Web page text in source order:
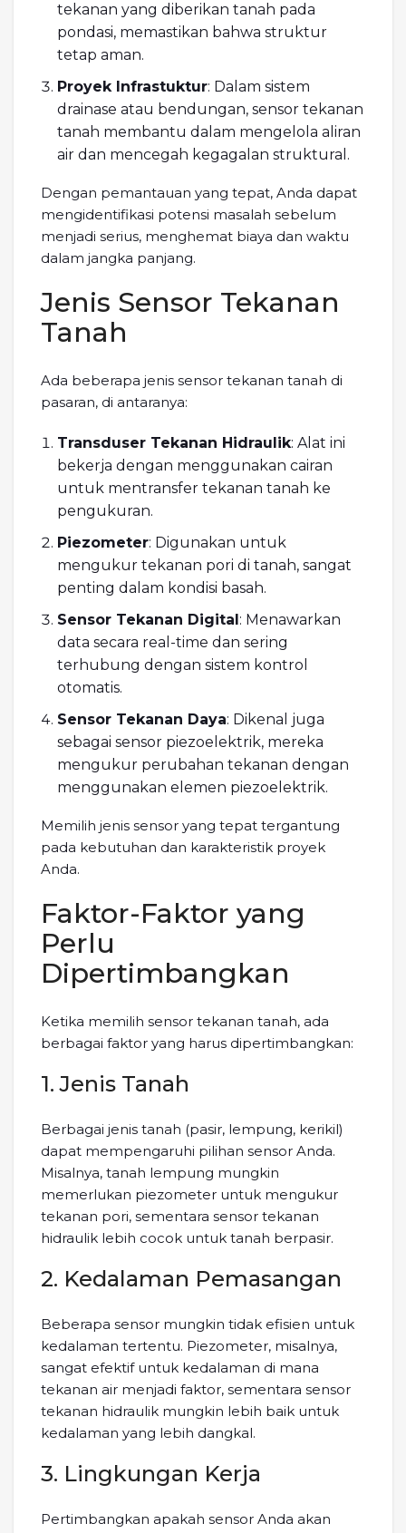
tekanan yang diberikan tanah pada
pondasi, memastikan bahwa struktur
tetap aman.
Proyek Infrastuktur: Dalam sistem
drainase atau bendungan, sensor tekanan
tanah membantu dalam mengelola aliran
air dan mencegah kegagalan struktural.
Dengan pemantauan yang tepat, Anda dapat
mengidentifikasi potensi masalah sebelum
menjadi serius, menghemat biaya dan waktu
dalam jangka panjang.
Jenis Sensor Tekanan
Tanah
Ada beberapa jenis sensor tekanan tanah di
pasaran, di antaranya:
Transduser Tekanan Hidraulik: Alat ini
bekerja dengan menggunakan cairan
untuk mentransfer tekanan tanah ke
pengukuran.
Piezometer: Digunakan untuk
mengukur tekanan pori di tanah, sangat
penting dalam kondisi basah.
Sensor Tekanan Digital: Menawarkan
data secara real-time dan sering
terhubung dengan sistem kontrol
otomatis.
Sensor Tekanan Daya: Dikenal juga
sebagai sensor piezoelektrik, mereka
mengukur perubahan tekanan dengan
menggunakan elemen piezoelektrik.
Memilih jenis sensor yang tepat tergantung
pada kebutuhan dan karakteristik proyek
Anda.
Faktor-Faktor yang
Perlu
Dipertimbangkan
Ketika memilih sensor tekanan tanah, ada
berbagai faktor yang harus dipertimbangkan:
1. Jenis Tanah
Berbagai jenis tanah (pasir, lempung, kerikil)
dapat mempengaruhi pilihan sensor Anda.
Misalnya, tanah lempung mungkin
memerlukan piezometer untuk mengukur
tekanan pori, sementara sensor tekanan
hidraulik lebih cocok untuk tanah berpasir.
2. Kedalaman Pemasangan
Beberapa sensor mungkin tidak efisien untuk
kedalaman tertentu. Piezometer, misalnya,
sangat efektif untuk kedalaman di mana
tekanan air menjadi faktor, sementara sensor
tekanan hidraulik mungkin lebih baik untuk
kedalaman yang lebih dangkal.
3. Lingkungan Kerja
Pertimbangkan apakah sensor Anda akan